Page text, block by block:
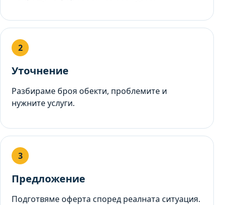
Уточнение
Разбираме броя обекти, проблемите и
нужните услуги.
Предложение
Подготвяме оферта според реалната ситуация.